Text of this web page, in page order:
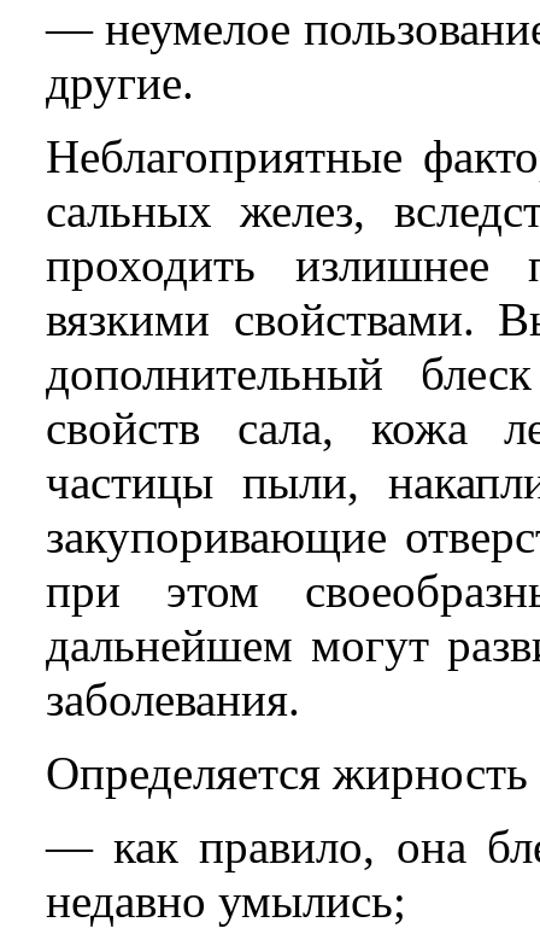
— неумелое
другие.
Неблагоприятные
сальных желез,
проходить излишнее
вязкими свойствами.
дополнительный
свойств сала, кожа
частицы пыли,
закупоривающие
при этом
дальнейшем могут
заболевания.
Определяется
— как правило, она
недавно умылись;